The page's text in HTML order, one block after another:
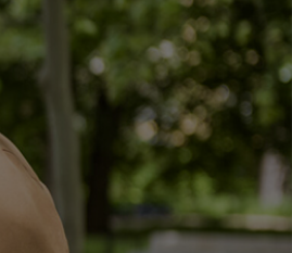
Projekte
Ausschreibungen
Sammlungen
Museumsgebäude
Stiftung
Auftrag und Geschichte
Partner